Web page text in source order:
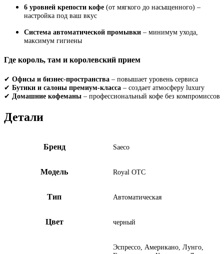
6 уровней крепости кофе (от мягкого до насыщенного) –
настройка под ваш вкус
Система автоматической промывки – минимум ухода,
максимум гигиены
Где король, там и королевский прием
✔ Офисы и бизнес-пространства – повышает уровень сервиса
✔ Бутики и салоны премиум-класса – создает атмосферу luxury
✔ Домашние кофеманы – профессиональный кофе без компромиссов
Детали
Бренд Saeco
Модель Royal OTC
Тип Автоматическая
Цвет черный
Эспрессо, Американо, Лунго,